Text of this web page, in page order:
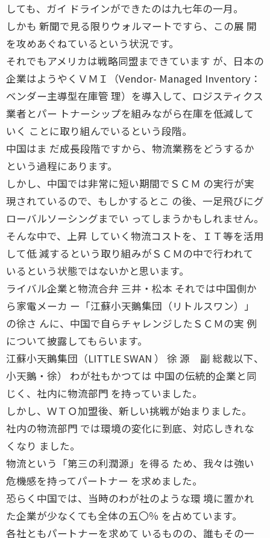
しても、ガイ ドラインができたのは九七年の一月。
しかも 新聞で見る限りウォルマートですら、この展 開
を攻めあぐねているという状況です。
それでもアメリカは戦略同盟まできています が、日本の
企業はようやくＶＭＩ（Vendor- Managed Inventory：
ベンダー主導型在庫管 理）を導入して、ロジスティクス
業者とパー トナーシップを組みながら在庫を低減して
いく ことに取り組んでいるという段階。
中国はま だ成長段階ですから、物流業務をどうするか
という過程にあります。
しかし、中国では非常に短い期間でＳＣＭ の実行が実
現されているので、もしかするとこ の後、一足飛びにグ
ローバルソーシングまでい ってしまうかもしれません。
そんな中で、上昇 していく物流コストを、ＩＴ等を活用
して低 減するという取り組みがＳＣＭの中で行われて
いるという状態ではないかと思います。
ライバル企業と物流合弁 三井・松本 それでは中国側か
ら家電メーカ ー「江蘇小天鵝集団（リトルスワン）」
の徐さ んに、中国で自らチャレンジしたＳＣＭの実 例
について披露してもらいます。
江蘇小天鵝集団（LITTLE SWAN ） 徐 源 副 総裁以下、
小天鵝・徐） わが社もかつては 中国の伝統的企業と同
じく、社内に物流部門 を持っていました。
しかし、ＷＴＯ加盟後、新しい挑戦が始まりました。
社内の物流部門 では環境の変化に到底、対応しきれな
くなり ました。
物流という「第三の利潤源」を得る ため、我々は強い
危機感を持ってパートナー を求めました。
恐らく中国では、当時のわが社のような環 境に置かれ
た企業が少なくても全体の五〇％ を占めています。
各社ともパートナーを求めて いるものの、誰もその一